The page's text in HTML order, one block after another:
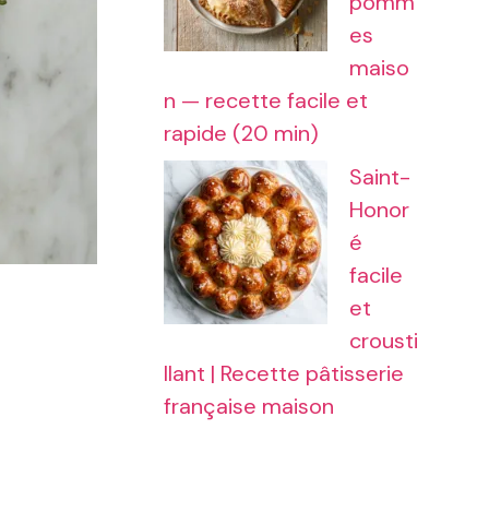
es
maiso
n — recette facile et
rapide (20 min)
Saint-
Honor
é
facile
et
crousti
llant | Recette pâtisserie
française maison